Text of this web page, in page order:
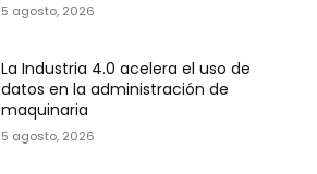
5 agosto, 2026
La Industria 4.0 acelera el uso de
datos en la administración de
maquinaria
5 agosto, 2026